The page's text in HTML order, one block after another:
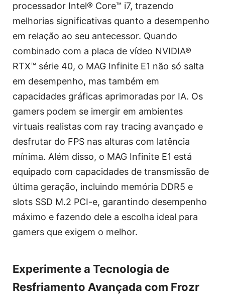
processador Intel® Core™ i7, trazendo
melhorias significativas quanto a desempenho
em relação ao seu antecessor. Quando
combinado com a placa de vídeo NVIDIA®
RTX™ série 40, o MAG Infinite E1 não só salta
em desempenho, mas também em
capacidades gráficas aprimoradas por IA. Os
gamers podem se imergir em ambientes
virtuais realistas com ray tracing avançado e
desfrutar do FPS nas alturas com latência
mínima. Além disso, o MAG Infinite E1 está
equipado com capacidades de transmissão de
última geração, incluindo memória DDR5 e
slots SSD M.2 PCI-e, garantindo desempenho
máximo e fazendo dele a escolha ideal para
gamers que exigem o melhor.
Experimente a Tecnologia de
Resfriamento Avançada com Frozr